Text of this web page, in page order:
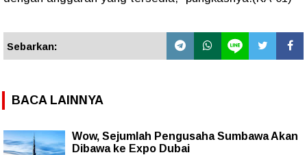
Sebarkan:
BACA LAINNYA
Wow, Sejumlah Pengusaha Sumbawa Akan
Dibawa ke Expo Dubai